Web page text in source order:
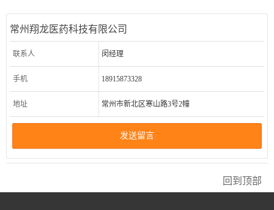
常州翔龙医药科技有限公司
联系人 闵经理
手机 18915873328
地址 常州市新北区寒山路3号2幢
发送留言
回到顶部